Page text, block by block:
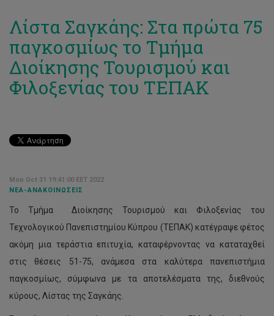
Λίστα Σαγκάης: Στα πρώτα 75
παγκοσμίως το Τμήμα
Διοίκησης Τουρισμού και
Φιλοξενίας του ΤΕΠΑΚ
Mon Oct 31 19:41:00 EET 2022
ΝΈΑ-ΑΝΑΚΟΙΝΏΣΕΙΣ
Το Τμήμα Διοίκησης Τουρισμού και Φιλοξενίας του
Τεχνολογικού Πανεπιστημίου Κύπρου (ΤΕΠΑΚ) κατέγραψε φέτος
ακόμη μια τεράστια επιτυχία, καταφέρνοντας να καταταχθεί
στις θέσεις 51-75, ανάμεσα στα καλύτερα πανεπιστήμια
παγκοσμίως, σύμφωνα με τα αποτελέσματα της, διεθνούς
κύρους, Λίστας της Σαγκάης.